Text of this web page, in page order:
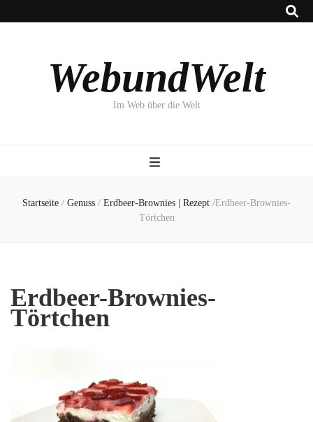
WebundWelt
Im Web über die Welt
Startseite / Genuss / Erdbeer-Brownies | Rezept /Erdbeer-Brownies-
Törtchen
Erdbeer-Brownies-
Törtchen